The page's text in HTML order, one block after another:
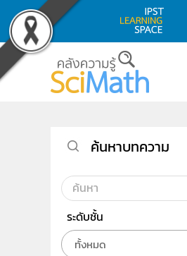
Skip to main content
ค้นหาบทความ
ระดับชั้น
ทั้งหมด